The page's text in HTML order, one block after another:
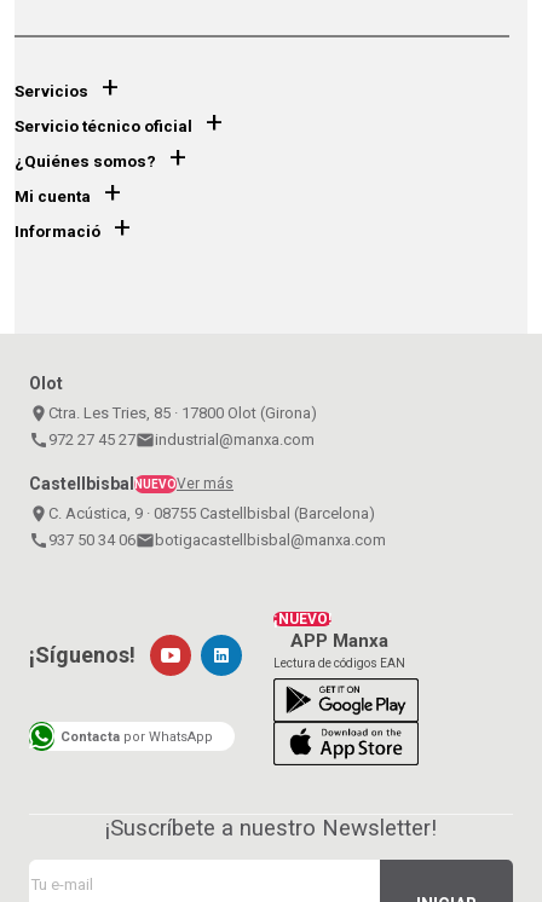
Servicios +
Servicio técnico oficial +
¿Quiénes somos? +
Mi cuenta +
Informació +
Olot
place Ctra. Les Tries, 85 · 17800 Olot (Girona)
call 972 27 45 27emailindustrial@manxa.com
CastellbisbalNUEVOVer más
place C. Acústica, 9 · 08755 Castellbisbal (Barcelona)
call 937 50 34 06emailbotigacastellbisbal@manxa.com
¡NUEVO!
APP Manxa
Lectura de códigos EAN
¡Síguenos!
Contacta por WhatsApp
¡Suscríbete a nuestro Newsletter!